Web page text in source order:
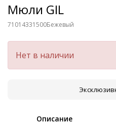
Мюли GIL
71014331500Бежевый
Нет в наличии
Описание